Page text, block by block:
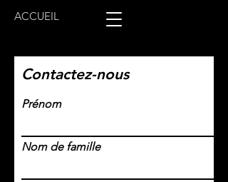
ACCUEIL
Contactez-nous
Prénom
Nom de famille